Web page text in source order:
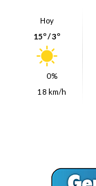
Hoy
15º / 3º
0%
18 km/h